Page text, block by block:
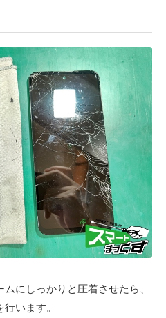
にしっかりと圧着させたら、
います。